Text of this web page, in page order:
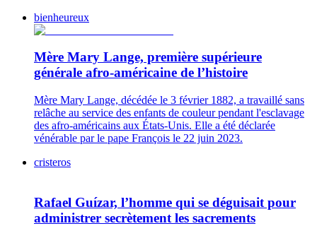
bienheureux
Mère Mary Lange, première supérieure
générale afro-américaine de l’histoire
Mère Mary Lange, décédée le 3 février 1882, a travaillé sans
relâche au service des enfants de couleur pendant l'esclavage
des afro-américains aux États-Unis. Elle a été déclarée
vénérable par le pape François le 22 juin 2023.
cristeros
Rafael Guízar, l’homme qui se déguisait pour
administrer secrètement les sacrements